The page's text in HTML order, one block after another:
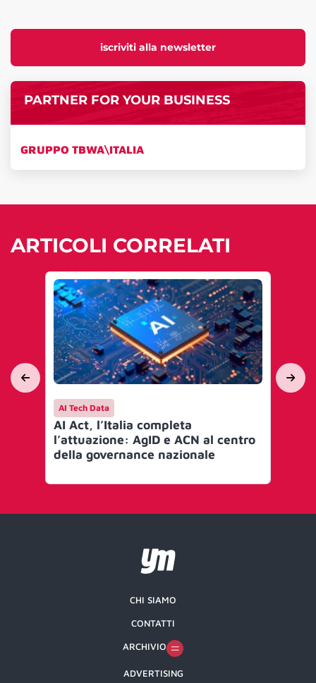
iscriviti alla newsletter
PARTNER FOR YOUR BUSINESS
GRUPPO TBWA\ITALIA
ARTICOLI CORRELATI
AI Tech Data
AI Act, l’Italia completa
l’attuazione: AgID e ACN al centro
della governance nazionale
CHI SIAMO
CONTATTI
ARCHIVIO
ADVERTISING